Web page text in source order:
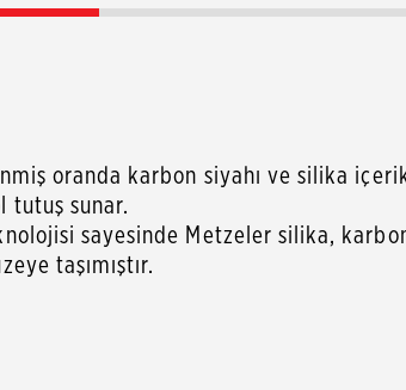
oranda karbon siyahı ve silika
tutuş sunar.
sayesinde Metzeler silika,
taşımıştır.